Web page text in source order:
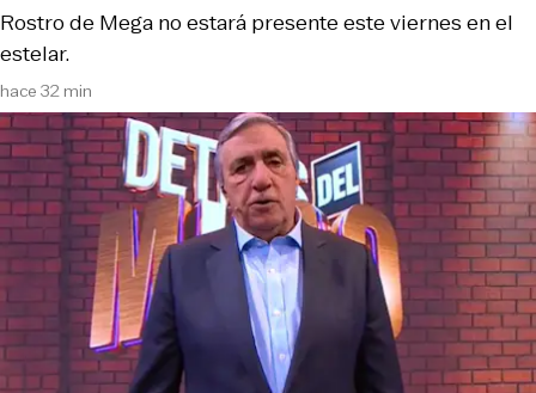
hace 32 min
Rostro de Mega no estará presente este viernes en el
estelar.